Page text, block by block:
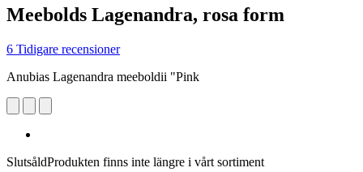
Meebolds Lagenandra, rosa form
6 Tidigare recensioner
Anubias Lagenandra meeboldii "Pink
SlutsåldProdukten finns inte längre i vårt sortiment